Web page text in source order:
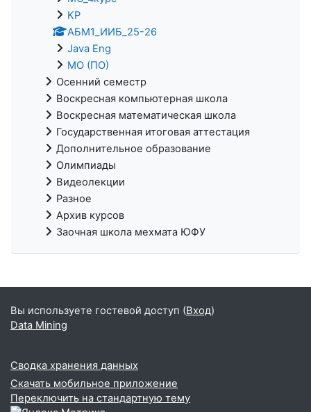
KP
АБМ1_ИИБ_25-26
Java Eng
МО (ПО)
Осенний семестр
Воскресная компьютерная школа
Воскресная математическая школа
Государственная итоговая аттестация
Дополнительное образование
Олимпиады
Видеолекции
Разное
Архив курсов
Заочная школа мехмата ЮФУ
Вы используете гостевой доступ (Вход)
Data Mining
Сводка хранения данных
Скачать мобильное приложение
Переключить на стандартную тему